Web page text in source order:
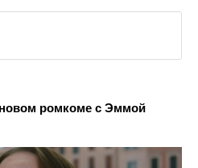
ромкоме с Эммой